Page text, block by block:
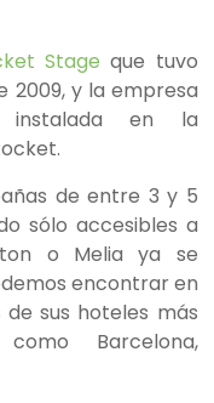
Stage que tuvo
2009, y la empresa
instalada en la
de entre 3 y 5
sólo accesibles a
o Melia ya se
encontrar en
sus hoteles más
Barcelona,